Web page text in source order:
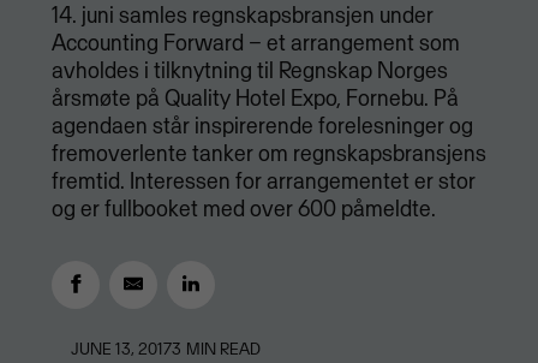
​14. juni samles regnskapsbransjen under
Accounting Forward – et arrangement som
avholdes i tilknytning til Regnskap Norges
årsmøte på Quality Hotel Expo, Fornebu. På
agendaen står inspirerende forelesninger og
fremoverlente tanker om regnskapsbransjens
fremtid. Interessen for arrangementet er stor
og er fullbooket med over 600 påmeldte.
JUNE 13, 20173 MIN READ